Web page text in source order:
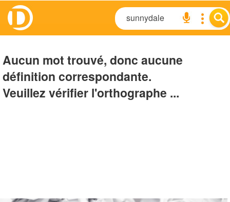
Aucun mot trouvé, donc aucune
définition correspondante.
Veuillez vérifier l'orthographe ...